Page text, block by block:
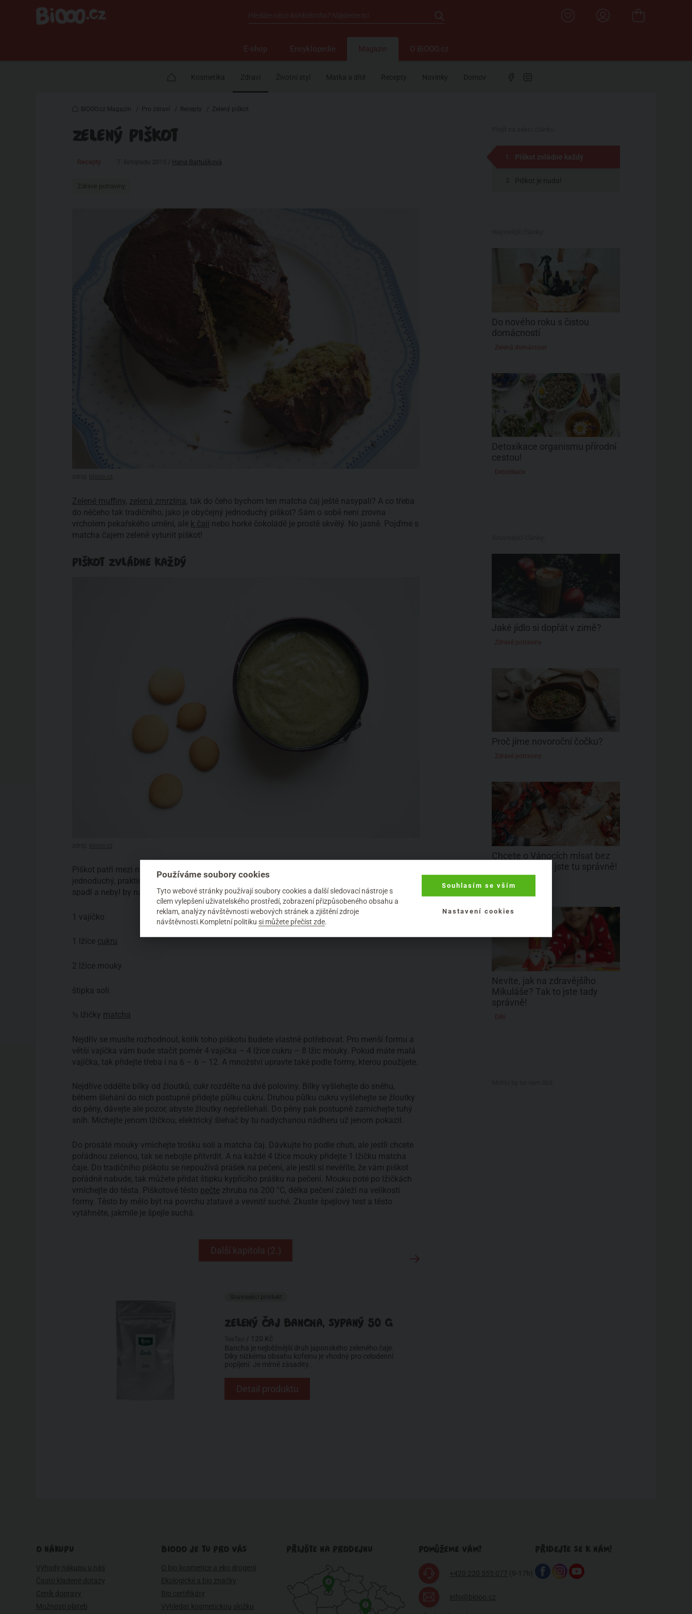
E-shop Encyklopedie Magazín O BiOOO.cz
Kosmetika Zdraví Životní styl Matka a dítě Recepty Novinky Domov
BiOOO.cz Magazin / Pro zdraví / Recepty / Zelený piškot
ZELENÝ PIŠKOT
Recepty Hana Bartušková
Zdravé potraviny
Zelené muffiny, zelená zmrzlina, tak do čeho bychom ten matcha čaj ještě nasypali? A co třeba
do něčeho tak tradičního, jako je obyčejný jednoduchý piškot? Sám o sobě není zrovna
vrcholem pekařského umění, ale k čaji nebo horké čokoládě je prostě skvělý. No jasně. Pojďme s
matcha čajem zeleně vytunit piškot!
PIŠKOT ZVLÁDNE KAŽDÝ
Piškot patří mezi nejtradičnější a na suroviny nejjednodušší buchty. Postup je teoreticky
jednoduchý, prakticky si musíte dát pozor, abyste to nepřešlehali. Pak by piškot po upečení
spadl a nebyl by nadýchaný a hebký. Takže jak na to?
1 vajíčko
1 lžíce cukru
2 lžíce mouky
štipka soli
½ lžičky matcha
Nejdřív se musíte rozhodnout, kolik toho piškotu budete vlastně potřebovat. Pro menší formu a
větší vajíčka vám bude stačit poměr 4 vajíčka – 4 lžíce cukru – 8 lžic mouky. Pokud máte malá
vajíčka, tak přidejte třeba i na 6 – 6 – 12. A množství upravte také podle formy, kterou použijete.
Nejdříve oddělte bílky od žloutků, cukr rozdělte na dvě poloviny. Bílky vyšlehejte do sněhu,
během šlehání do nich postupně přidejte půlku cukru. Druhou půlku cukru vyšlehejte se žloutky
do pěny, dávejte ale pozor, abyste žloutky nepřešlehali. Do pěny pak postupně zamíchejte tuhý
sníh. Míchejte jenom lžičkou, elektrický šlehač by tu nadýchanou nádheru už jenom pokazil.
Do prosáté mouky vmíchejte trošku soli a matcha čaj. Dávkujte ho podle chuti, ale jestli chcete
pořádnou zelenou, tak se nebojte přitvrdit. A na každé 4 lžíce mouky přidejte 1 lžičku matcha
čaje. Do tradičního piškotu se nepoužívá prášek na pečení, ale jestli si nevěříte, že vám piškot
pořádně nabude, tak můžete přidat štipku kypřícího prášku na pečení. Mouku poté po lžičkách
vmíchejte do těsta. Piškotové těsto pečte zhruba na 200 °C, délka pečení záleží na velikosti
formy. Těsto by mělo být na povrchu zlatavé a vevnitř suché. Zkuste špejlový test a těsto
vytáhněte, jakmile je špejle suchá.
Další kapitola (2.)
ZELENÝ ČAJ BANCHA, SYPANÝ 50 G
/ 120 Kč
Bancha je nejběžnější druh japonského zeleného čaje.
Díky nízkému obsahu kofeinu je vhodný pro celodenní
popíjení. Je mírně zásaditý..
Detail produktu
Piškot zvládne každý
Piškot je nuda!
Do nového roku s čistou
domácností
Zelená domácnost
Detoxikace organismu přírodní
cestou!
Detoxikace
Jaké jídlo si dopřát v zimě?
Zdravé potraviny
Proč jíme novoroční čočku?
Zdravé potraviny
Chcete o Vánocích mlsat bez
výčitek? Tak to jste tu správně!
Dezerty
Nevíte, jak na zdravějšího
Mikuláše? Tak to jste tady
správně!
Děti
O NÁKUPU
Výhody nákupu u nás
Často kladené dotazy
Ceník dopravy
Možnosti plateb
BIOOO JE TU PRO VÁS
O bio kosmetice a eko drogerii
Ekologické a bio značky
Bio certifikáty
Vyhledat kosmetickou složku
PŘIJĎTE NA PRODEJNU
1
4
POMŮŽEME VÁM?
+420 220 555 077 (9-17h)
info@biooo.cz
PŘIDEJTE SE K NÁM!
Používáme soubory cookies
Tyto webové stránky používají soubory cookies a další sledovací nástroje s
cílem vylepšení uživatelského prostředí, zobrazení přizpůsobeného obsahu a
reklam, analýzy návštěvnosti webových stránek a zjištění zdroje
návštěvnosti.Kompletní politiku si můžete přečíst zde.
Souhlasím se vším
Nastavení cookies